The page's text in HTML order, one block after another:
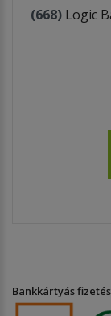
(668) Logic
Bankkártyás